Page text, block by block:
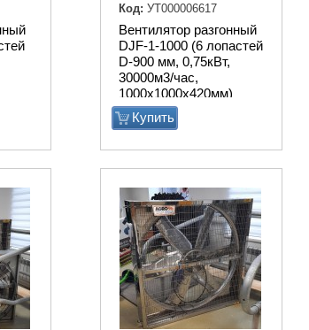
Вентилятор разгонный
DJF-1-1000 (6 лопастей
D-900 мм, 0,75кВт,
30000м3/час,
1000х1000х420мм)
Купить
Код: УТ000006617